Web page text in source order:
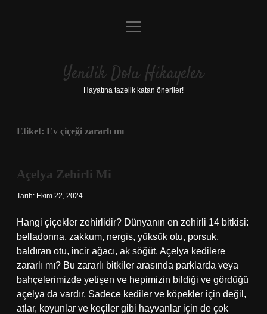
Anasayfa
Yasal Uyarı
menüyü
Yenilik Dolu Hikayeler
Hayatına tazelik katan öneriler!
Etiket: Ev çiçeği zararlı mı
Açelya Zehirli Mi
Tarih: Ekim 22, 2024
Hangi çiçekler zehirlidir? Dünyanın en zehirli 14 bitkisi:
belladonna, zakkum, nergis, yüksük otu, porsuk,
baldıran otu, incir ağacı, ak söğüt. Açelya kedilere
zararlı mı? Bu zararlı bitkiler arasında parklarda veya
bahçelerimizde yetişen ve hepimizin bildiği ve gördüğü
açelya da vardır. Sadece kediler ve köpekler için değil,
atlar, koyunlar ve keçiler gibi hayvanlar için de çok